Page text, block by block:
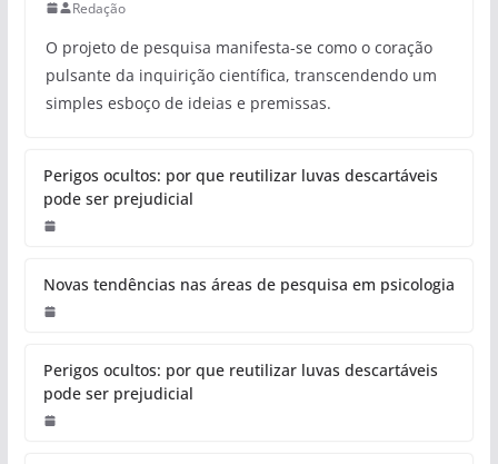
Redação
O projeto de pesquisa manifesta-se como o coração
pulsante da inquirição científica, transcendendo um
simples esboço de ideias e premissas.
Perigos ocultos: por que reutilizar luvas descartáveis
pode ser prejudicial
Novas tendências nas áreas de pesquisa em psicologia
Perigos ocultos: por que reutilizar luvas descartáveis
pode ser prejudicial